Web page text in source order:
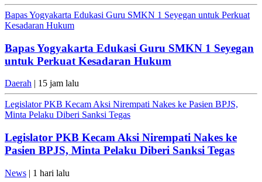
Bapas Yogyakarta Edukasi Guru SMKN 1 Seyegan untuk Perkuat
Kesadaran Hukum
Bapas Yogyakarta Edukasi Guru SMKN 1 Seyegan
untuk Perkuat Kesadaran Hukum
Daerah | 15 jam lalu
Legislator PKB Kecam Aksi Nirempati Nakes ke Pasien BPJS,
Minta Pelaku Diberi Sanksi Tegas
Legislator PKB Kecam Aksi Nirempati Nakes ke
Pasien BPJS, Minta Pelaku Diberi Sanksi Tegas
News | 1 hari lalu